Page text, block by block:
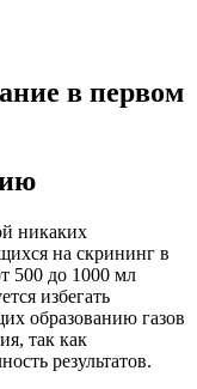
в первом
никаких
на скрининг в
500 до 1000 мл
избегать
образованию газов
так как
результатов.